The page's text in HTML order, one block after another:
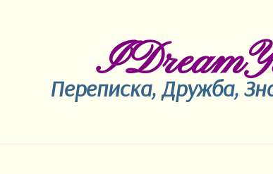
Переписка, Дружба,